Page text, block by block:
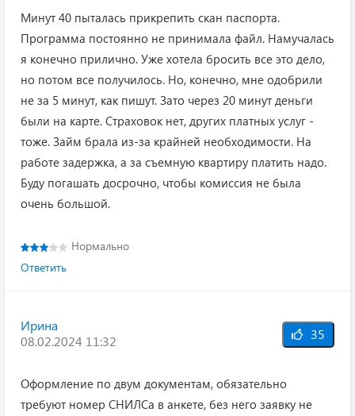
Минут 40 пыталась прикрепить скан паспорта.
Программа постоянно не принимала файл. Намучалась
я конечно прилично. Уже хотела бросить все это дело,
но потом все получилось. Но, конечно, мне одобрили
не за 5 минут, как пишут. Зато через 20 минут деньги
были на карте. Страховок нет, других платных услуг -
тоже. Займ брала из-за крайней необходимости. На
работе задержка, а за съемную квартиру платить надо.
Буду погашать досрочно, чтобы комиссия не была
очень большой.
Нормально
Ответить
Ирина
08.02.2024 11:32
35
Оформление по двум документам, обязательно
требуют номер СНИЛСа в анкете, без него заявку не